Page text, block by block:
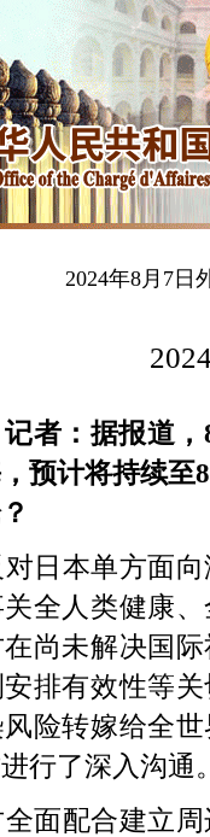
2024年8月7日
记者：据报道
预计将持续至
日本单方面
全人类健康
尚未解决国
排有效性等
险转嫁给全
行了深入沟通
面配合建立